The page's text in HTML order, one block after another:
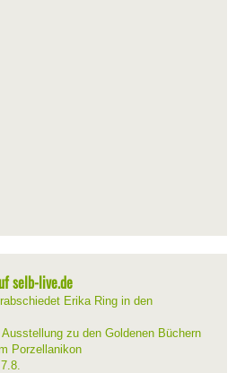
selb-live.de
Erika Ring in den
zu den Goldenen Büchern
Porzellanikon